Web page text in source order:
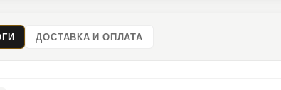
ДОСТАВКА И ОПЛАТА